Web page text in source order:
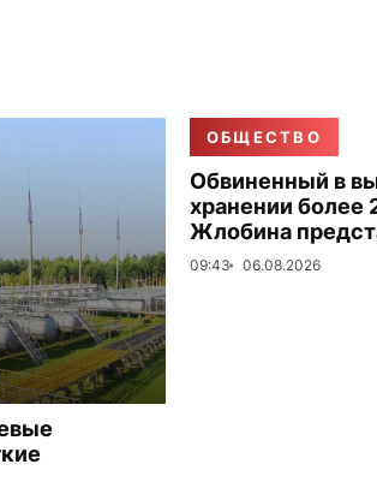
ОБЩЕСТВО
Обвиненный в
хранении более
Жлобина
09:43 06.08.2026